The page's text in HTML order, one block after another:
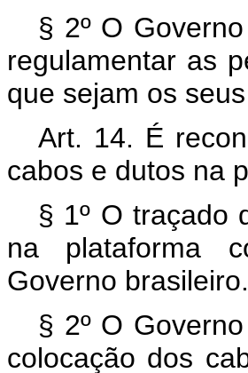
§ 2º O
regulamentar as
que sejam os
Art. 14. É
cabos e dutos na
§ 1º O traçado
na plataforma
Governo brasileiro.
§ 2º O
colocação dos